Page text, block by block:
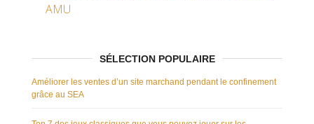
AMU
SÉLECTION POPULAIRE
Améliorer les ventes d’un site marchand pendant le confinement
grâce au SEA